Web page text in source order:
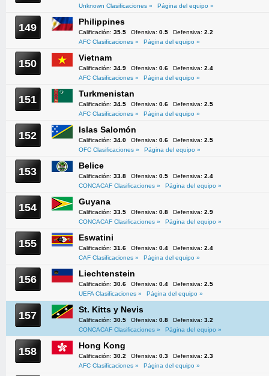
Unknown Clasificaciones »
Página del equipo »
149 Philippines
Calificación: 35.5 Ofensiva: 0.5 Defensiva: 2.2
AFC Clasificaciones »
Página del equipo »
150 Vietnam
Calificación: 34.9 Ofensiva: 0.6 Defensiva: 2.4
AFC Clasificaciones »
Página del equipo »
151 Turkmenistan
Calificación: 34.5 Ofensiva: 0.6 Defensiva: 2.5
AFC Clasificaciones »
Página del equipo »
152 Islas Salomón
Calificación: 34.0 Ofensiva: 0.6 Defensiva: 2.5
OFC Clasificaciones »
Página del equipo »
153 Belice
Calificación: 33.8 Ofensiva: 0.5 Defensiva: 2.4
CONCACAF Clasificaciones »
Página del equipo »
154 Guyana
Calificación: 33.5 Ofensiva: 0.8 Defensiva: 2.9
CONCACAF Clasificaciones »
Página del equipo »
155 Eswatini
Calificación: 31.6 Ofensiva: 0.4 Defensiva: 2.4
CAF Clasificaciones »
Página del equipo »
156 Liechtenstein
Calificación: 30.6 Ofensiva: 0.4 Defensiva: 2.5
UEFA Clasificaciones »
Página del equipo »
157 St. Kitts y Nevis
Calificación: 30.5 Ofensiva: 0.8 Defensiva: 3.2
CONCACAF Clasificaciones »
Página del equipo »
158 Hong Kong
Calificación: 30.2 Ofensiva: 0.3 Defensiva: 2.3
AFC Clasificaciones »
Página del equipo »